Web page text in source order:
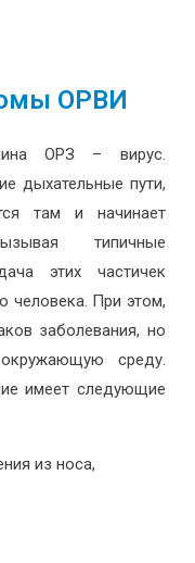
ОРВИ
ОРЗ – вирус.
дыхательные пути,
там и начинает
типичные
этих частичек
человека. При этом,
заболевания, но
среду.
имеет следующие
из носа,